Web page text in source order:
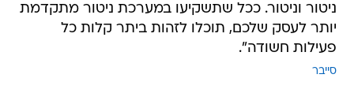
ניטור וניטור. ככל שתשקיעו במערכת ניטור מתקדמת
יותר לעסק שלכם, תוכלו לזהות ביתר קלות כל
פעילות חשודה".
סייבר